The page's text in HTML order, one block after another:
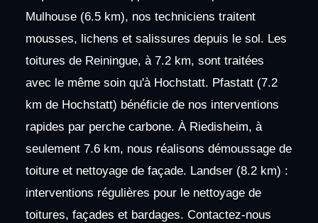
Mulhouse (6.5 km), nos techniciens traitent
mousses, lichens et salissures depuis le sol. Les
toitures de Reiningue, à 7.2 km, sont traitées
avec le même soin qu'à Hochstatt. Pfastatt (7.2
km de Hochstatt) bénéficie de nos interventions
rapides par perche carbone. À Riedisheim, à
seulement 7.6 km, nous réalisons démoussage de
toiture et nettoyage de façade. Landser (8.2 km) :
interventions régulières pour le nettoyage de
toitures, façades et bardages. Contactez-nous